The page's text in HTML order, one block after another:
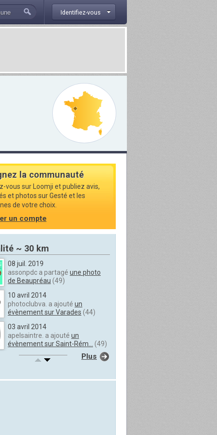
Identifiez-vous
la communauté
vous sur Loomji et publiez avis,
et photos sur Gesté et les
de votre choix.
un compte
~ 30 km
08 juil. 2019
assonpdc a partagé une photo
de Beaupréau (49)
10 avril 2014
photoclubva. a ajouté un
évènement sur Varades (44)
03 avril 2014
apelsaintre. a ajouté un
évènement sur Saint-Rém...
(49)
27 févr. 2014
Plus